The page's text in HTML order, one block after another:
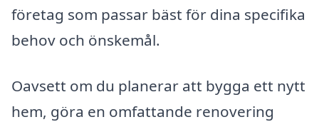
företag som passar bäst för dina specifika
behov och önskemål.
Oavsett om du planerar att bygga ett nytt
hem, göra en omfattande renovering